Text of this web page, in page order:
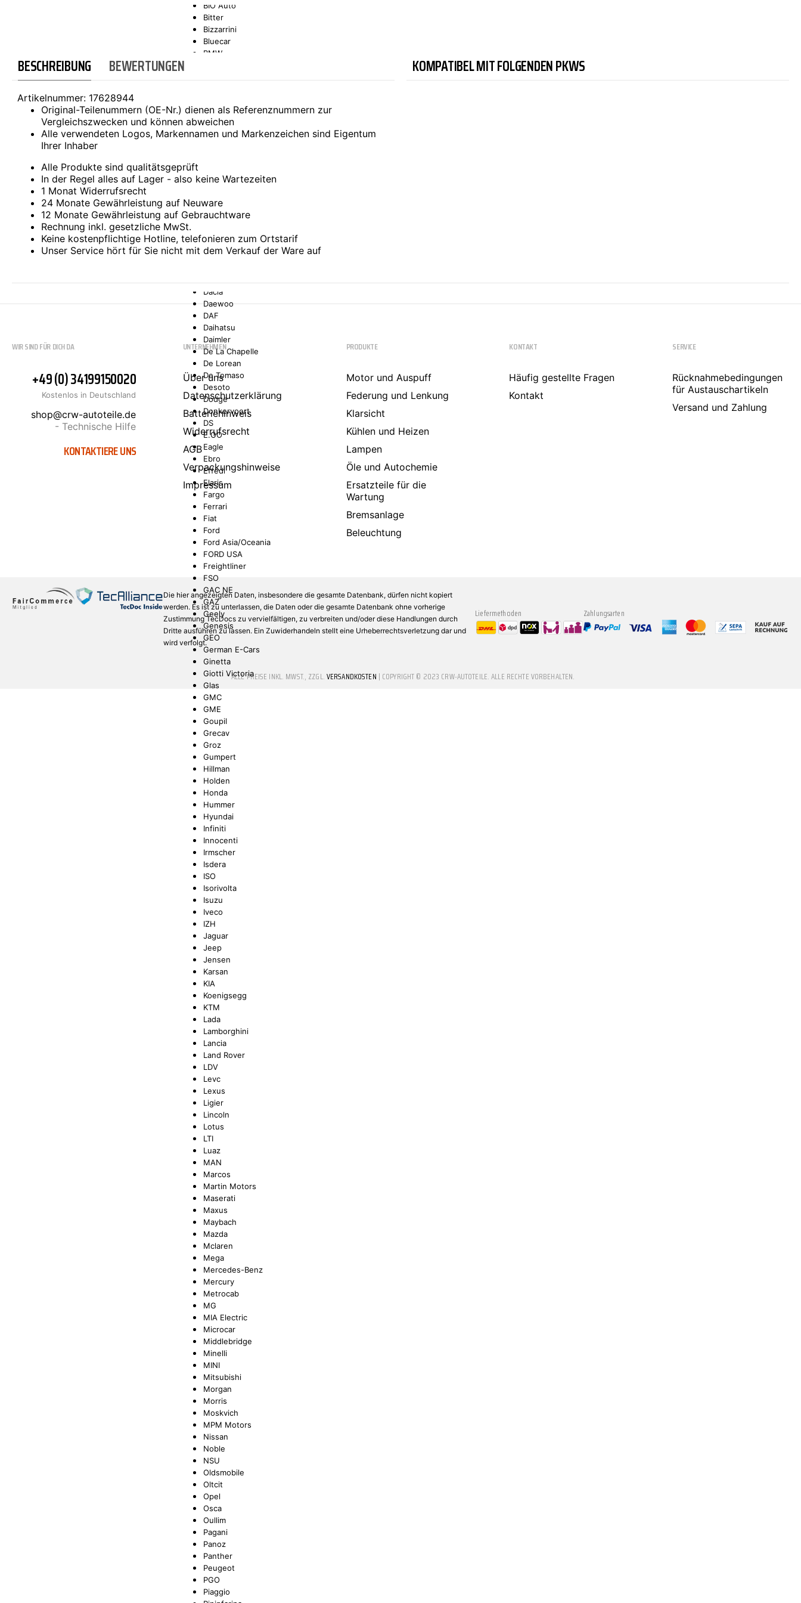
SONAX
BIO Auto
Bitter
Bizzarrini
Bluecar
BMW
Bugatti
Buick
Cadillac
Caterham
Chatenet
Checker
Chrysler
Citroën
Dacia
Daewoo
DAF
Daihatsu
Daimler
De La Chapelle
De Lorean
De Tomaso
Desoto
Dodge
Donkervoort
DS
E.GO
Eagle
Ebro
Effedi
Elaris
Fargo
Ferrari
Fiat
Ford
Ford Asia/Oceania
FORD USA
Freightliner
FSO
GAC NE
GAZ
Geely
Genesis
GEO
German E-Cars
Ginetta
Giotti Victoria
Glas
GMC
GME
Goupil
Grecav
Groz
Gumpert
Hillman
Holden
Honda
Hummer
Hyundai
Infiniti
Innocenti
Irmscher
Isdera
ISO
Isorivolta
Isuzu
Iveco
IZH
Jaguar
Jeep
Jensen
Karsan
KIA
Koenigsegg
KTM
Lada
Lamborghini
Lancia
Land Rover
LDV
Levc
Lexus
Ligier
Lincoln
Lotus
LTI
Luaz
MAN
Marcos
Martin Motors
Maserati
Maxus
Maybach
Mazda
Mclaren
Mega
Mercedes-Benz
Mercury
Metrocab
MG
MIA Electric
Microcar
Middlebridge
Minelli
MINI
Mitsubishi
Morgan
Morris
Moskvich
MPM Motors
Nissan
Noble
NSU
Oldsmobile
Oltcit
Opel
Osca
Oullim
Pagani
Panoz
Panther
Peugeot
PGO
Piaggio
BESCHREIBUNG BEWERTUNGEN
Artikelnummer: 17628944
Original-Teilenummern (OE-Nr.) dienen als Referenznummern zur
Vergleichszwecken und können abweichen
Alle verwendeten Logos, Markennamen und Markenzeichen sind Eigentum
Ihrer Inhaber
Alle Produkte sind qualitätsgeprüft
In der Regel alles auf Lager - also keine Wartezeiten
1 Monat Widerrufsrecht
24 Monate Gewährleistung auf Neuware
12 Monate Gewährleistung auf Gebrauchtware
Rechnung inkl. gesetzliche MwSt.
Keine kostenpflichtige Hotline, telefonieren zum Ortstarif
Unser Service hört für Sie nicht mit dem Verkauf der Ware auf
KOMPATIBEL MIT FOLGENDEN PKWS
WIR SIND FÜR DICH DA
+49 (0) 34199150020
Kostenlos in Deutschland
shop@crw-autoteile.de
- Technische Hilfe
KONTAKTIERE UNS
UNTERNEHMEN
Über uns
Datenschutzerklärung
Batteriehinweis
Widerrufsrecht
AGB
Verpackungshinweise
Impressum
PRODUKTE
Motor und Auspuff
Federung und Lenkung
Klarsicht
Kühlen und Heizen
Lampen
Öle und Autochemie
Ersatzteile für die
Wartung
Bremsanlage
Beleuchtung
KONTAKT
Häufig gestellte Fragen
Kontakt
SERVICE
Rücknahmebedingungen
für Austauschartikeln
Versand und Zahlung
Die hier angezeigten Daten, insbesondere die gesamte Datenbank, dürfen nicht kopiert
werden. Es ist zu unterlassen, die Daten oder die gesamte Datenbank ohne vorherige
Zustimmung TecDocs zu vervielfältigen, zu verbreiten und/oder diese Handlungen durch
Dritte ausführen zu lassen. Ein Zuwiderhandeln stellt eine Urheberrechtsverletzung dar und
wird verfolgt.
Liefermethoden Zahlungsarten
* ALLE PREISE INKL. MWST., ZZGL.VERSANDKOSTEN | COPYRIGHT © 2023 CRW-AUTOTEILE. ALLE RECHTE VORBEHALTEN.